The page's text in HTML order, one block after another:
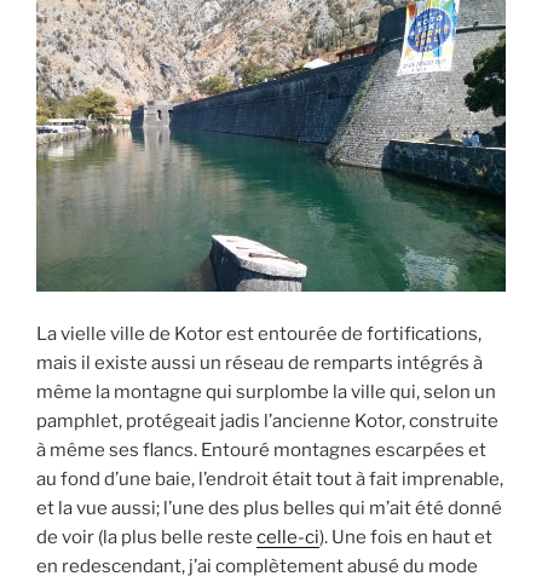
La vielle ville de Kotor est entourée de fortifications,
mais il existe aussi un réseau de remparts intégrés à
même la montagne qui surplombe la ville qui, selon un
pamphlet, protégeait jadis l’ancienne Kotor, construite
à même ses flancs. Entouré montagnes escarpées et
au fond d’une baie, l’endroit était tout à fait imprenable,
et la vue aussi; l’une des plus belles qui m’ait été donné
de voir (la plus belle reste celle-ci). Une fois en haut et
en redescendant, j’ai complètement abusé du mode